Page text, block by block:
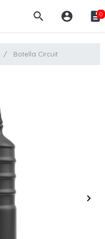
search account_circle description0
Botella Circuit
keyboard_arrow_right